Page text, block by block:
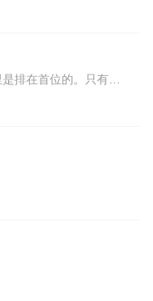
听的能力，在英语的四项技能里是排在首位的。只有听准，听清楚，听明白了才能模仿得清楚，才能说得准确、清楚明白、说得好。本听力专辑汇编了丰富的，紧跟时代潮流的听力...